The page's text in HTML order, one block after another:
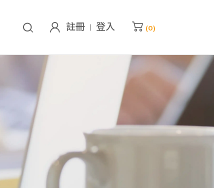
註冊 登入 (0)
物車 堂課程
查看我的購物車